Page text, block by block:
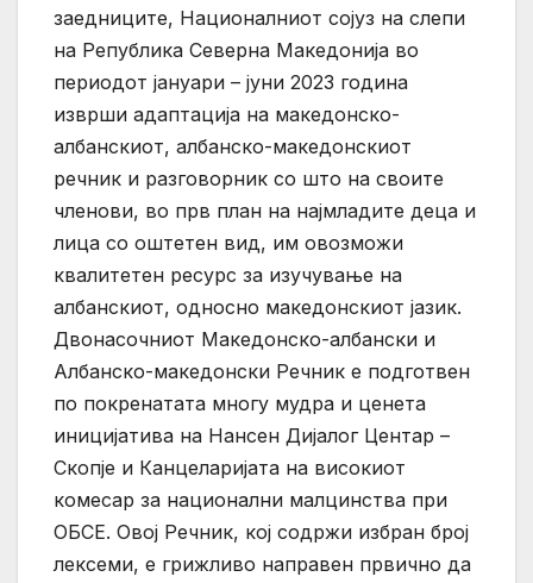
заедниците, Националниот сојуз на слепи
на Република Северна Македонија во
периодот јануари – јуни 2023 година
изврши адаптација на македонско-
албанскиот, албанско-македонскиот
речник и разговорник со што на своите
членови, во прв план на најмладите деца и
лица со оштетен вид, им овозможи
квалитетен ресурс за изучување на
албанскиот, односно македонскиот јазик.
Двонасочниот Македонско-албански и
Албанско-македонски Речник е подготвен
по покренатата многу мудра и ценета
иницијатива на Нансен Дијалог Центар –
Скопје и Канцеларијата на високиот
комесар за национални малцинства при
ОБСЕ. Овој Речник, кој содржи избран број
лексеми, е грижливо направен првично да